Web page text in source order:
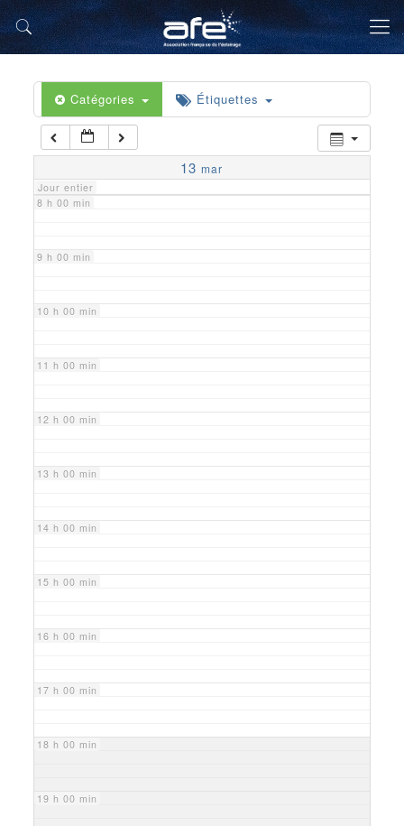
Catégories Étiquettes
13 mar
Jour entier
5 h 00 min
6 h 00 min
7 h 00 min
8 h 00 min
9 h 00 min
10 h 00 min
11 h 00 min
12 h 00 min
13 h 00 min
14 h 00 min
15 h 00 min
16 h 00 min
17 h 00 min
18 h 00 min
19 h 00 min